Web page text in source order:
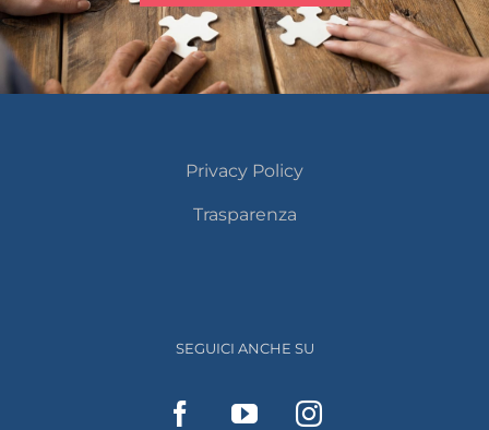
Privacy Policy
Trasparenza
SEGUICI ANCHE SU